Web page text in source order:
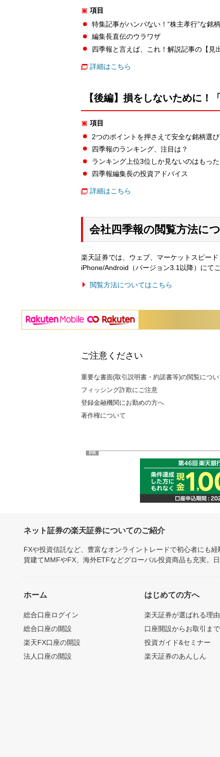
項目
特集記事がハンパない！“株主孝行”な銘
編集長直伝のウラワザ
四季報と言えば、これ！解説記事の【見
詳細はこちら
【後編】損をしないために！
項目
2つのポイントを押さえて安全な銘柄選び
四季報のランキング、注目は？
ランキング上位3位しか見ないのはもっ
四季報編集長の投資アドバイス
詳細はこちら
会社四季報の閲覧方法に
楽天証券では、ウェブ、マーケットスピー
iPhone/Android（バージョン3.1以降）にて
閲覧方法についてはこちら
ご注意ください
重要な書面(取引説明書・約諾書等)の閲覧につ
フィッシング詐欺にご注意
登録金融機関にお勤めの方へ
著作権について
PR
ネット証券の楽天証券についてのご紹介
FXや投資信託など、豊富なオンライントレードで初心者にも
貨建てMMFやFX、海外ETFなどグローバル投資商品も充実。
ホーム
総合口座ログイン
総合口座の開設
楽天FX口座の開設
法人口座の開設
はじめての方へ
楽天証券が選ばれる理由
口座開設からお取引ま
投資ガイド&セミナー
楽天証券のあんしん